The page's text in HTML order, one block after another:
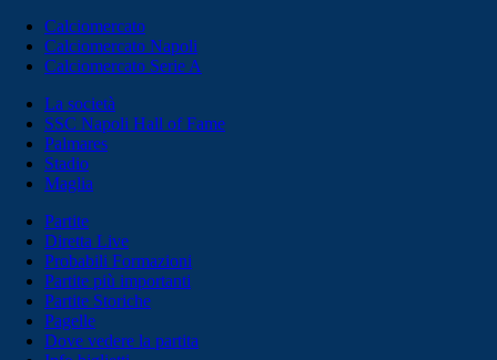
Calciomercato
Calciomercato Napoli
Calciomercato Serie A
La società
SSC Napoli Hall of Fame
Palmares
Stadio
Maglia
Partite
Diretta Live
Probabili Formazioni
Partite più importanti
Partite Storiche
Pagelle
Dove vedere la partita